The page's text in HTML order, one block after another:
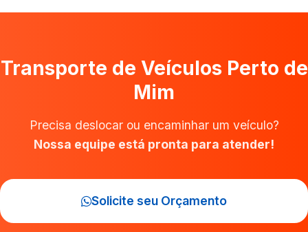
Transporte de Veículos Perto de
Mim
Precisa deslocar ou encaminhar um veículo?
Nossa equipe está pronta para atender!
Solicite seu Orçamento